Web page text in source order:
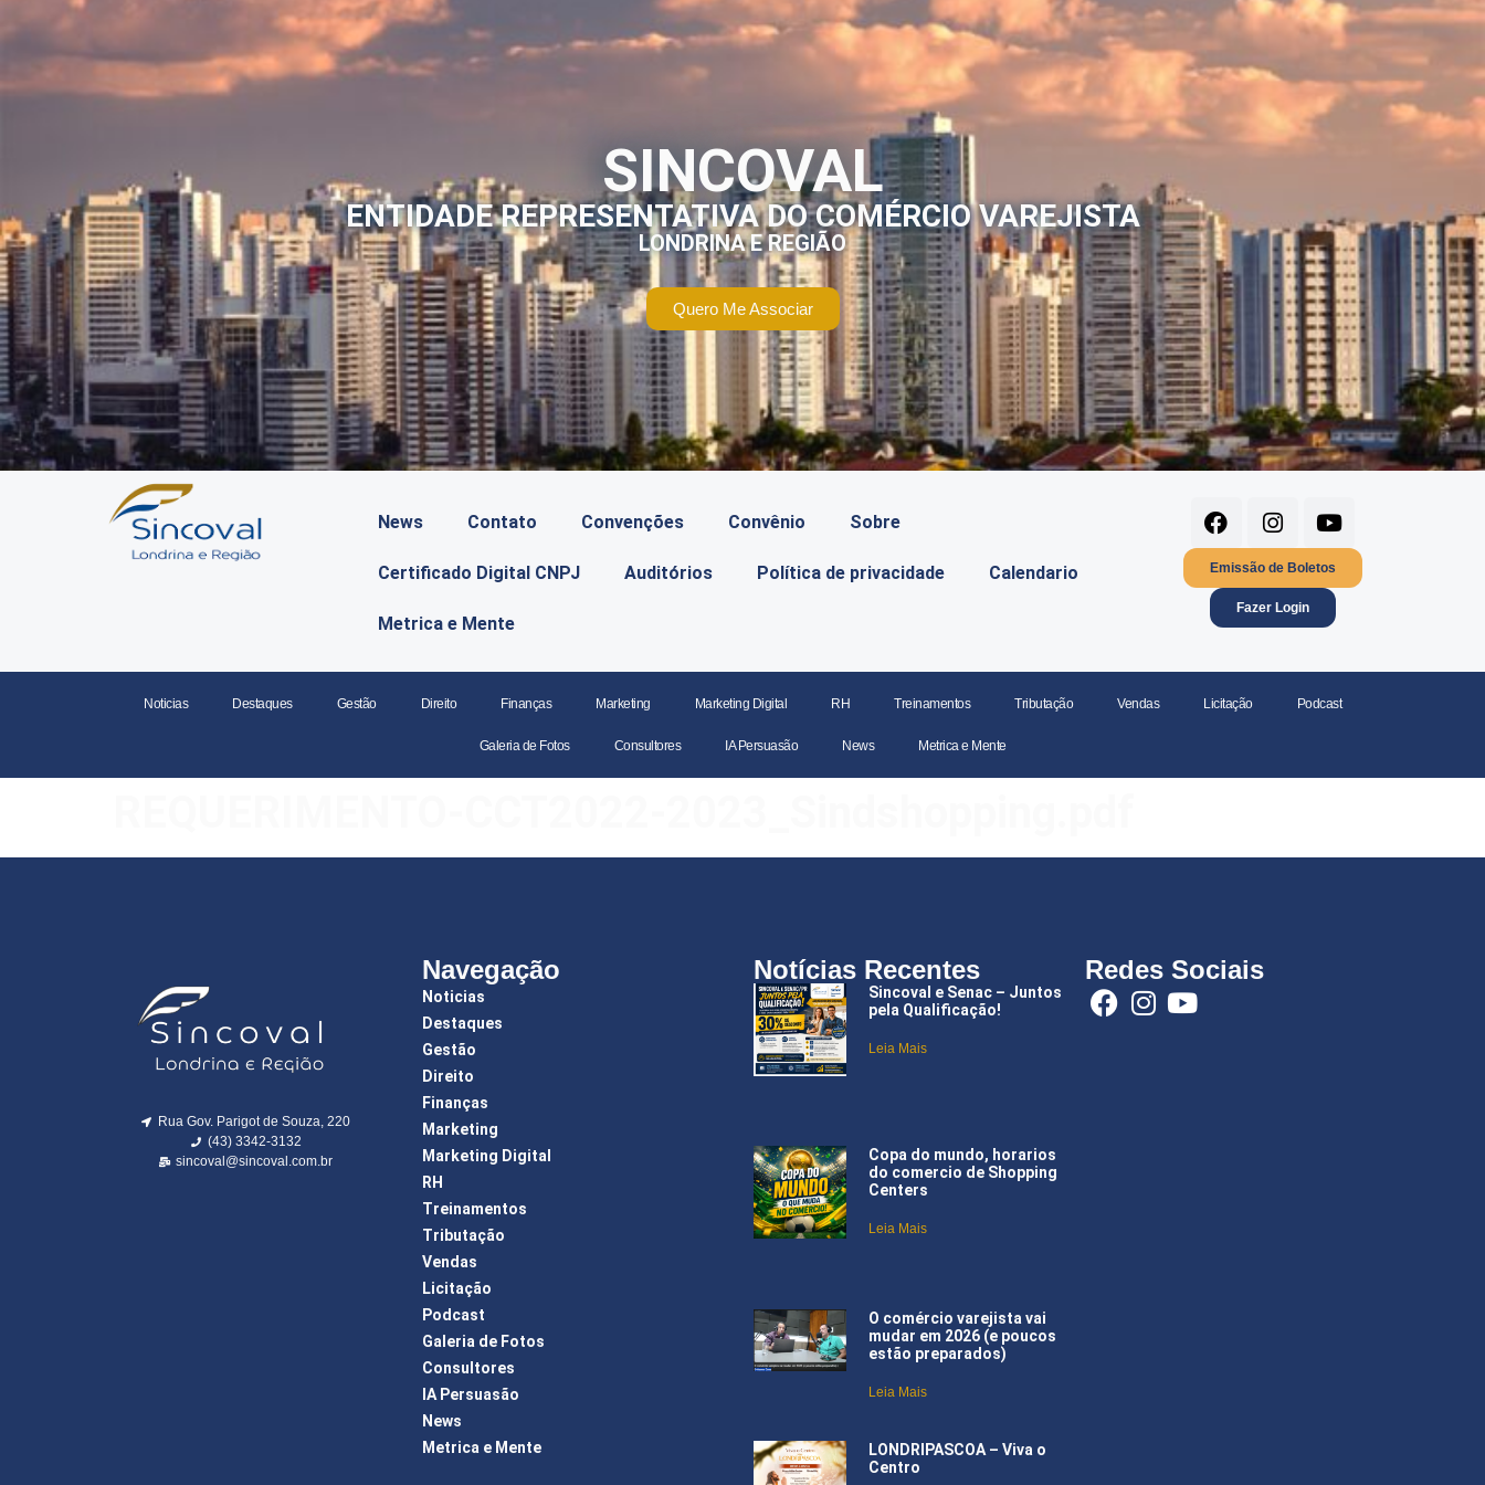
SINCOVAL
ENTIDADE REPRESENTATIVA DO COMÉRCIO VAREJISTA
LONDRINA E REGIÃO
Quero Me Associar
News Contato Convenções Convênio Sobre
Certificado Digital CNPJ Auditórios Política de privacidade Calendario
Metrica e Mente
Emissão de Boletos
Fazer Login
Noticias Destaques Gestão Direito Finanças Marketing Marketing Digital RH Treinamentos Tributação Vendas Licitação Podcast
Galeria de Fotos Consultores IA Persuasão News Metrica e Mente
Rua Gov. Parigot de Souza, 220
(43) 3342-3132
sincoval@sincoval.com.br
Navegação
Noticias
Destaques
Gestão
Direito
Finanças
Marketing
Marketing Digital
RH
Treinamentos
Tributação
Vendas
Licitação
Podcast
Galeria de Fotos
Consultores
IA Persuasão
News
Metrica e Mente
Notícias Recentes
Sincoval e Senac – Juntos
pela Qualificação!
Leia Mais
Copa do mundo, horarios
do comercio de Shopping
Centers
Leia Mais
O comércio varejista vai
mudar em 2026 (e poucos
estão preparados)
Leia Mais
LONDRIPASCOA – Viva o
Centro
Redes Sociais